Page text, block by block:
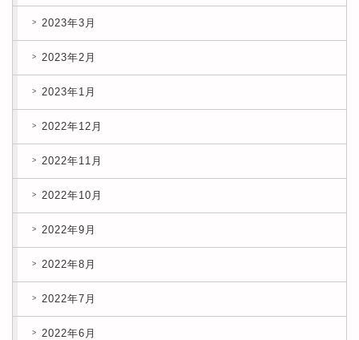
2023年3月
2023年2月
2023年1月
2022年12月
2022年11月
2022年10月
2022年9月
2022年8月
2022年7月
2022年6月